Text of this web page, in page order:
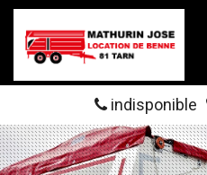
indisponible